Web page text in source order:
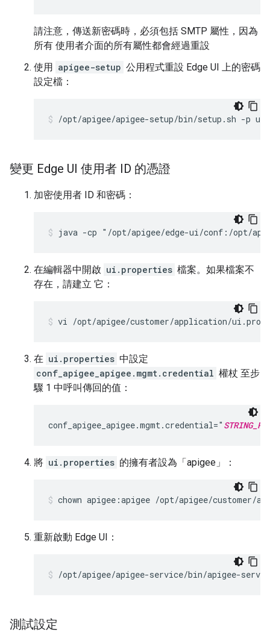
請注意，傳送新密碼時，必須包括 SMTP 屬性，因為
所有 使用者介面的所有屬性都會經過重設
使用 apigee-setup 公用程式重設 Edge UI 上的密碼
設定檔：
/opt/apigee/apigee-setup/bin/setup.sh -p
變更 Edge UI 使用者 ID 的憑證
加密使用者 ID 和密碼：
java -cp "/opt/apigee/edge-ui/conf:/opt/
在編輯器中開啟 ui.properties 檔案。如果檔案不
存在，請建立 它：
vi /opt/apigee/customer/application/
在 ui.properties 中設定
conf_apigee_apigee.mgmt.credential 權杖 至步
驟 1 中呼叫傳回的值：
conf_apigee_apigee.mgmt.credential="
將 ui.properties 的擁有者設為「apigee」：
chown apigee:apigee /opt/apigee/customer/
重新啟動 Edge UI：
/opt/apigee/apigee-service/bin/apigee-
測試設定